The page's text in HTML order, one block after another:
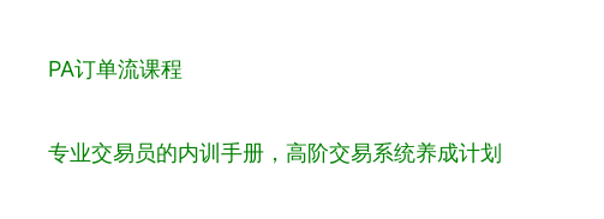
PA订单流课程
专业交易员的内训手册，高阶交易系统养成计划